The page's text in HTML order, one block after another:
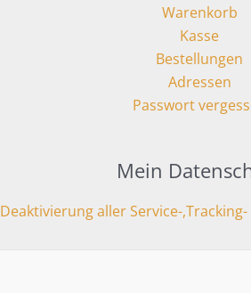
Warenkorb
Kasse
Bestellungen
Adressen
Passwort
Mein
Deaktivierung aller Service-